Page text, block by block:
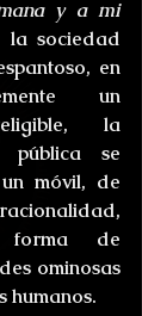
y a mi
la sociedad
en
un
la
se
móvil, de
forma de
ominosas
humanos.